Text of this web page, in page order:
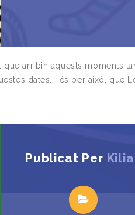
arribin aquests moments
dates. I és per això, que
Publicat Per